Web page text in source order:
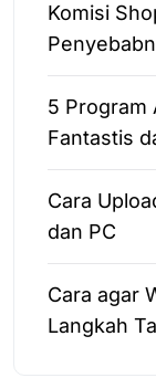
Komisi
5 Program
Fantastis
Cara
dan PC
Cara agar
Langkah